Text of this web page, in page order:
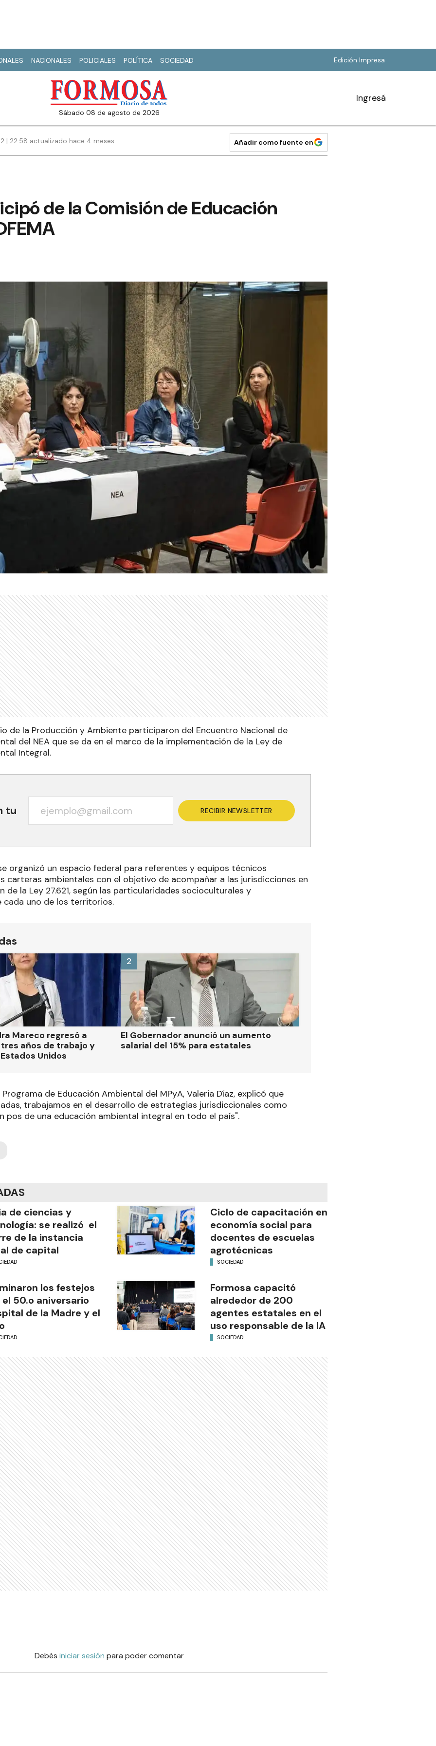
NACIONALES POLICIALES POLÍTICA SOCIEDAD Edición Impresa
sábado 08 de agosto de 2026
Ingresá
| 22:58 actualizado hace 4 meses Añadir como fuente en
de la Comisión de Educación
de la Producción y Ambiente participaron del Encuentro Nacional de
del NEA que se da en el marco de la implementación de la Ley de
Integral.
tu RECIBIR NEWSLETTER
organizó un espacio federal para referentes y equipos técnicos
carteras ambientales con el objetivo de acompañar a las jurisdicciones en
de la Ley 27.621, según las particularidades socioculturales y
cada uno de los territorios.
Mareco regresó a
años de trabajo y
Unidos
El Gobernador anunció un aumento
salarial del 15% para estatales
2
de Educación Ambiental del MPyA, Valeria Díaz, explicó que
trabajamos en el desarrollo de estrategias jurisdiccionales como
pos de una educación ambiental integral en todo el país".
de ciencias y
se realizó el
de la instancia
de capital
Ciclo de capacitación en
economía social para
docentes de escuelas
agrotécnicas
SOCIEDAD
los festejos
50.o aniversario
de la Madre y el
Formosa capacitó
alrededor de 200
agentes estatales en el
uso responsable de la IA
SOCIEDAD
Debés iniciar sesión para poder comentar